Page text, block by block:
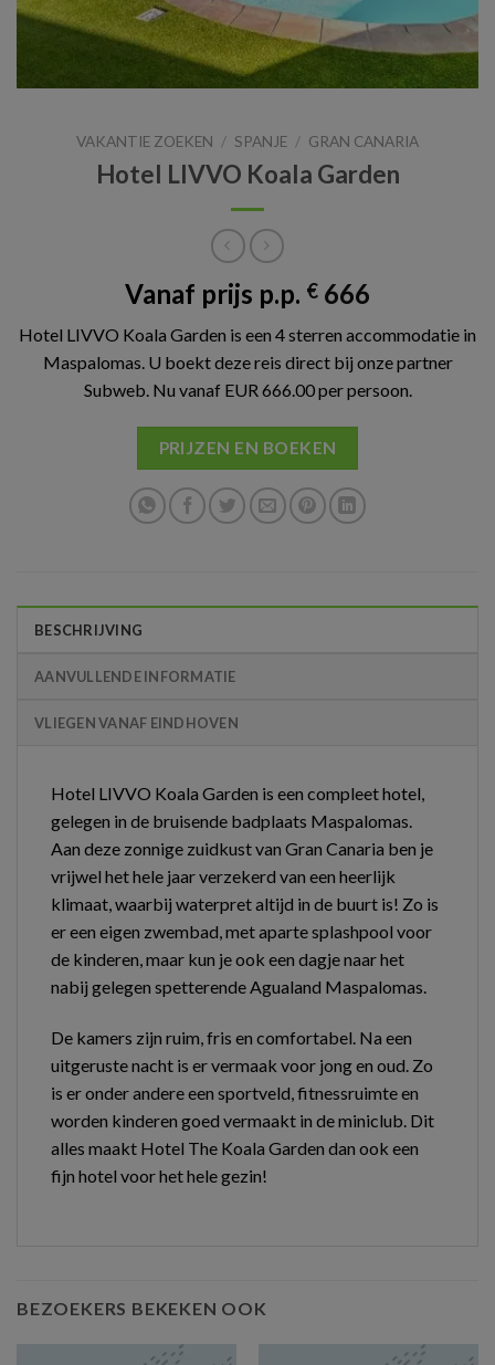
VAKANTIE ZOEKEN / SPANJE / GRAN CANARIA
Hotel LIVVO Koala Garden
Vanaf prijs p.p. € 666
Hotel LIVVO Koala Garden is een 4 sterren accommodatie in
Maspalomas. U boekt deze reis direct bij onze partner
Subweb. Nu vanaf EUR 666.00 per persoon.
PRIJZEN EN BOEKEN
BESCHRIJVING
AANVULLENDE INFORMATIE
VLIEGEN VANAF EINDHOVEN
Hotel LIVVO Koala Garden is een compleet hotel,
gelegen in de bruisende badplaats Maspalomas.
Aan deze zonnige zuidkust van Gran Canaria ben je
vrijwel het hele jaar verzekerd van een heerlijk
klimaat, waarbij waterpret altijd in de buurt is! Zo is
er een eigen zwembad, met aparte splashpool voor
de kinderen, maar kun je ook een dagje naar het
nabij gelegen spetterende Agualand Maspalomas.
De kamers zijn ruim, fris en comfortabel. Na een
uitgeruste nacht is er vermaak voor jong en oud. Zo
is er onder andere een sportveld, fitnessruimte en
worden kinderen goed vermaakt in de miniclub. Dit
alles maakt Hotel The Koala Garden dan ook een
fijn hotel voor het hele gezin!
BEZOEKERS BEKEKEN OOK